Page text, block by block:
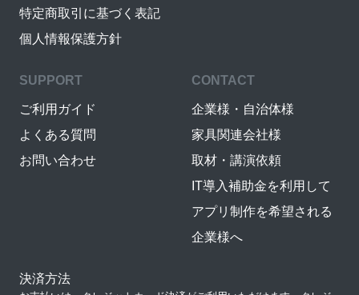
特定商取引に基づく表記
個人情報保護方針
SUPPORT
ご利用ガイド
よくある質問
お問い合わせ
CONTACT
企業様・自治体様
家具関連会社様
取材・講演依頼
IT導入補助金を利用して
アプリ制作を希望される
企業様へ
決済方法